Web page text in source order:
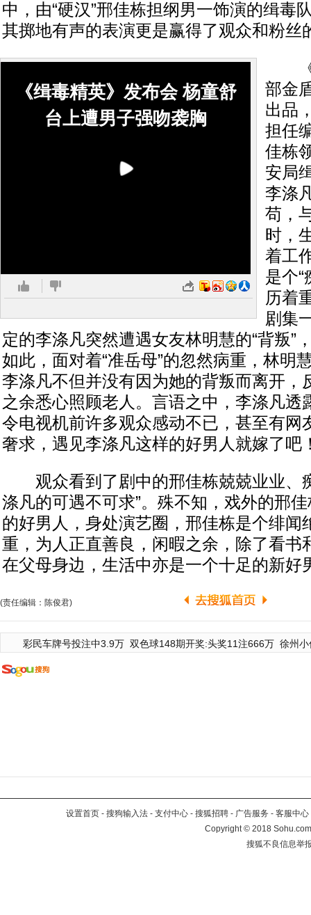
中，由“硬汉”邢佳栋担纲男一饰演的缉毒
其掷地有声的表演更是赢得了观众和粉丝
《缉毒精英》发布会 杨童舒
台上遭男子强吻袭胸
《
部金
出品
担任
佳栋
安局
李涤
苟，
时，
着工
是个“
历着
剧集
定的李涤凡突然遭遇女友林明慧的“背叛”
如此，面对着“准岳母”的忽然病重，林明
李涤凡不但并没有因为她的背叛而离开，
之余悉心照顾老人。言语之中，李涤凡透
令电视机前许多观众感动不已，甚至有网
奢求，遇见李涤凡这样的好男人就嫁了吧
观众看到了剧中的邢佳栋兢兢业业、
涤凡的可遇不可求”。殊不知，戏外的邢
的好男人，身处演艺圈，邢佳栋是个绯闻
重，为人正直善良，闲暇之余，除了看书
在父母身边，生活中亦是一个十足的新好
(责任编辑：陈俊君)
彩民车牌号投注中3.9万 双色球148期开奖:头奖11注666万 徐州
设置首页 - 搜狗输入法 - 支付中心 - 搜狐招聘 - 广告服务 - 客服中心
Copyright©2018
搜狐不良信息举